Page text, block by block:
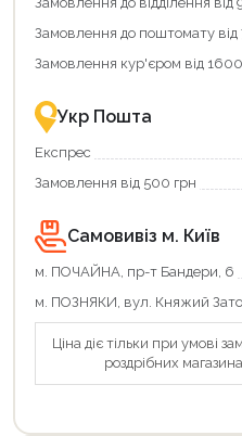
переваги!
картою
єКнига
–
зручно
та
повернення
Економте
більше
разом
державною
підтримкою!
Замовлення до поштомату від
Замовлення кур'єром від
Укр Пошта
Експрес
Замовлення від 500 грн
Самовивіз м. Київ
м. ПОЧАЙНА, пр-т Бандери, 6
м. ПОЗНЯКИ, вул. Княжий
Ціна діє тільки при умові
роздрібних
Оформити